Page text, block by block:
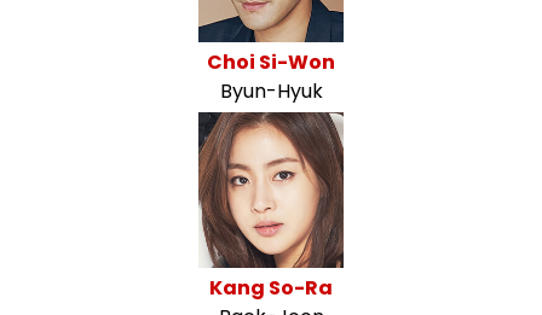
Choi Si-Won
Byun-Hyuk
Kang So-Ra